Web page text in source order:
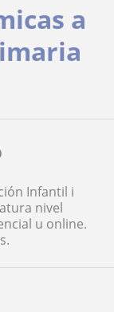
a
Infantil i
nivel
u online.